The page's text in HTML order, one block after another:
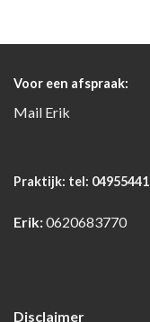
Voor een afspraak:
Mail Erik
Praktijk: tel:
Erik:0620683770
Disclaimer